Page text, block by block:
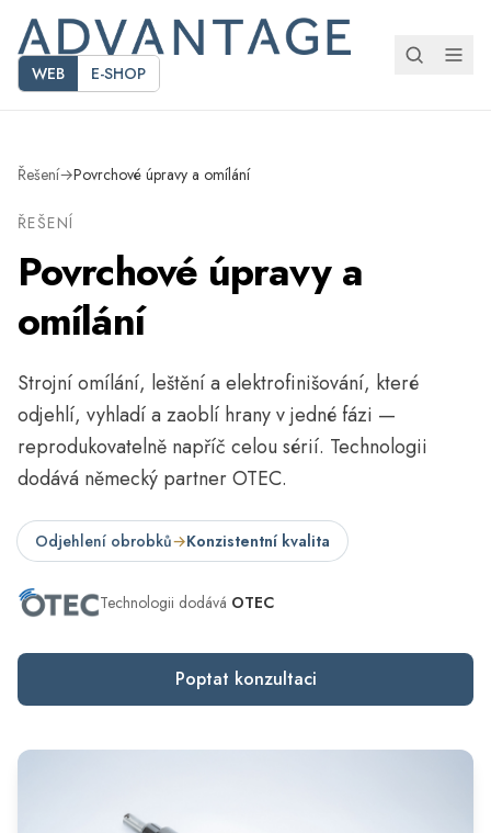
WEB E-SHOP
Řešení→Povrchové úpravy a omílání
ŘEŠENÍ
Povrchové úpravy a
omílání
Strojní omílání, leštění a elektrofinišování, které
odjehlí, vyhladí a zaoblí hrany v jedné fázi —
reprodukovatelně napříč celou sérií. Technologii
dodává německý partner OTEC.
Odjehlení obrobků→Konzistentní kvalita
Technologii dodává OTEC
Poptat konzultaci